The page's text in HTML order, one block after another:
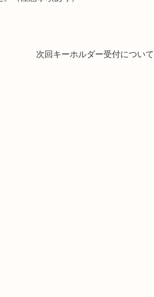
次回キーホルダー受付について